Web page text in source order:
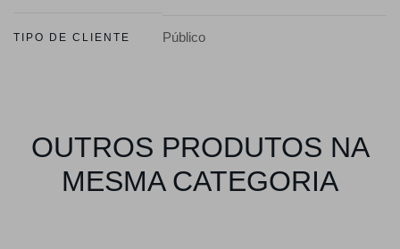
TIPO DE CLIENTE Público
OUTROS PRODUTOS NA
MESMA CATEGORIA